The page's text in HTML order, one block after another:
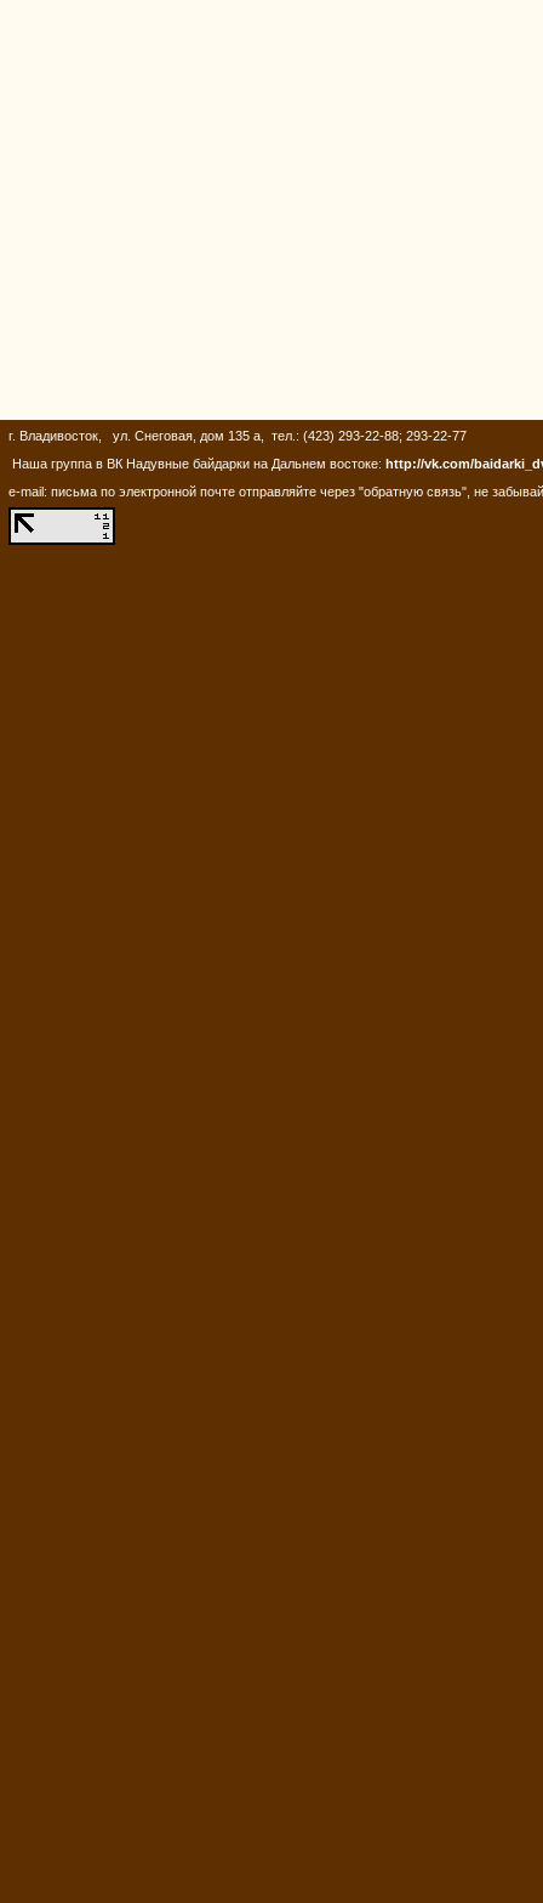
г. Владивосток, ул. Снеговая, дом 135 а, тел.: (423) 293-22-88; 293-22-77
Наша группа в ВК Надувные байдарки на Дальнем востоке: http://vk.com/
e-mail: письма по электронной почте отправляйте через "обратную связь", не